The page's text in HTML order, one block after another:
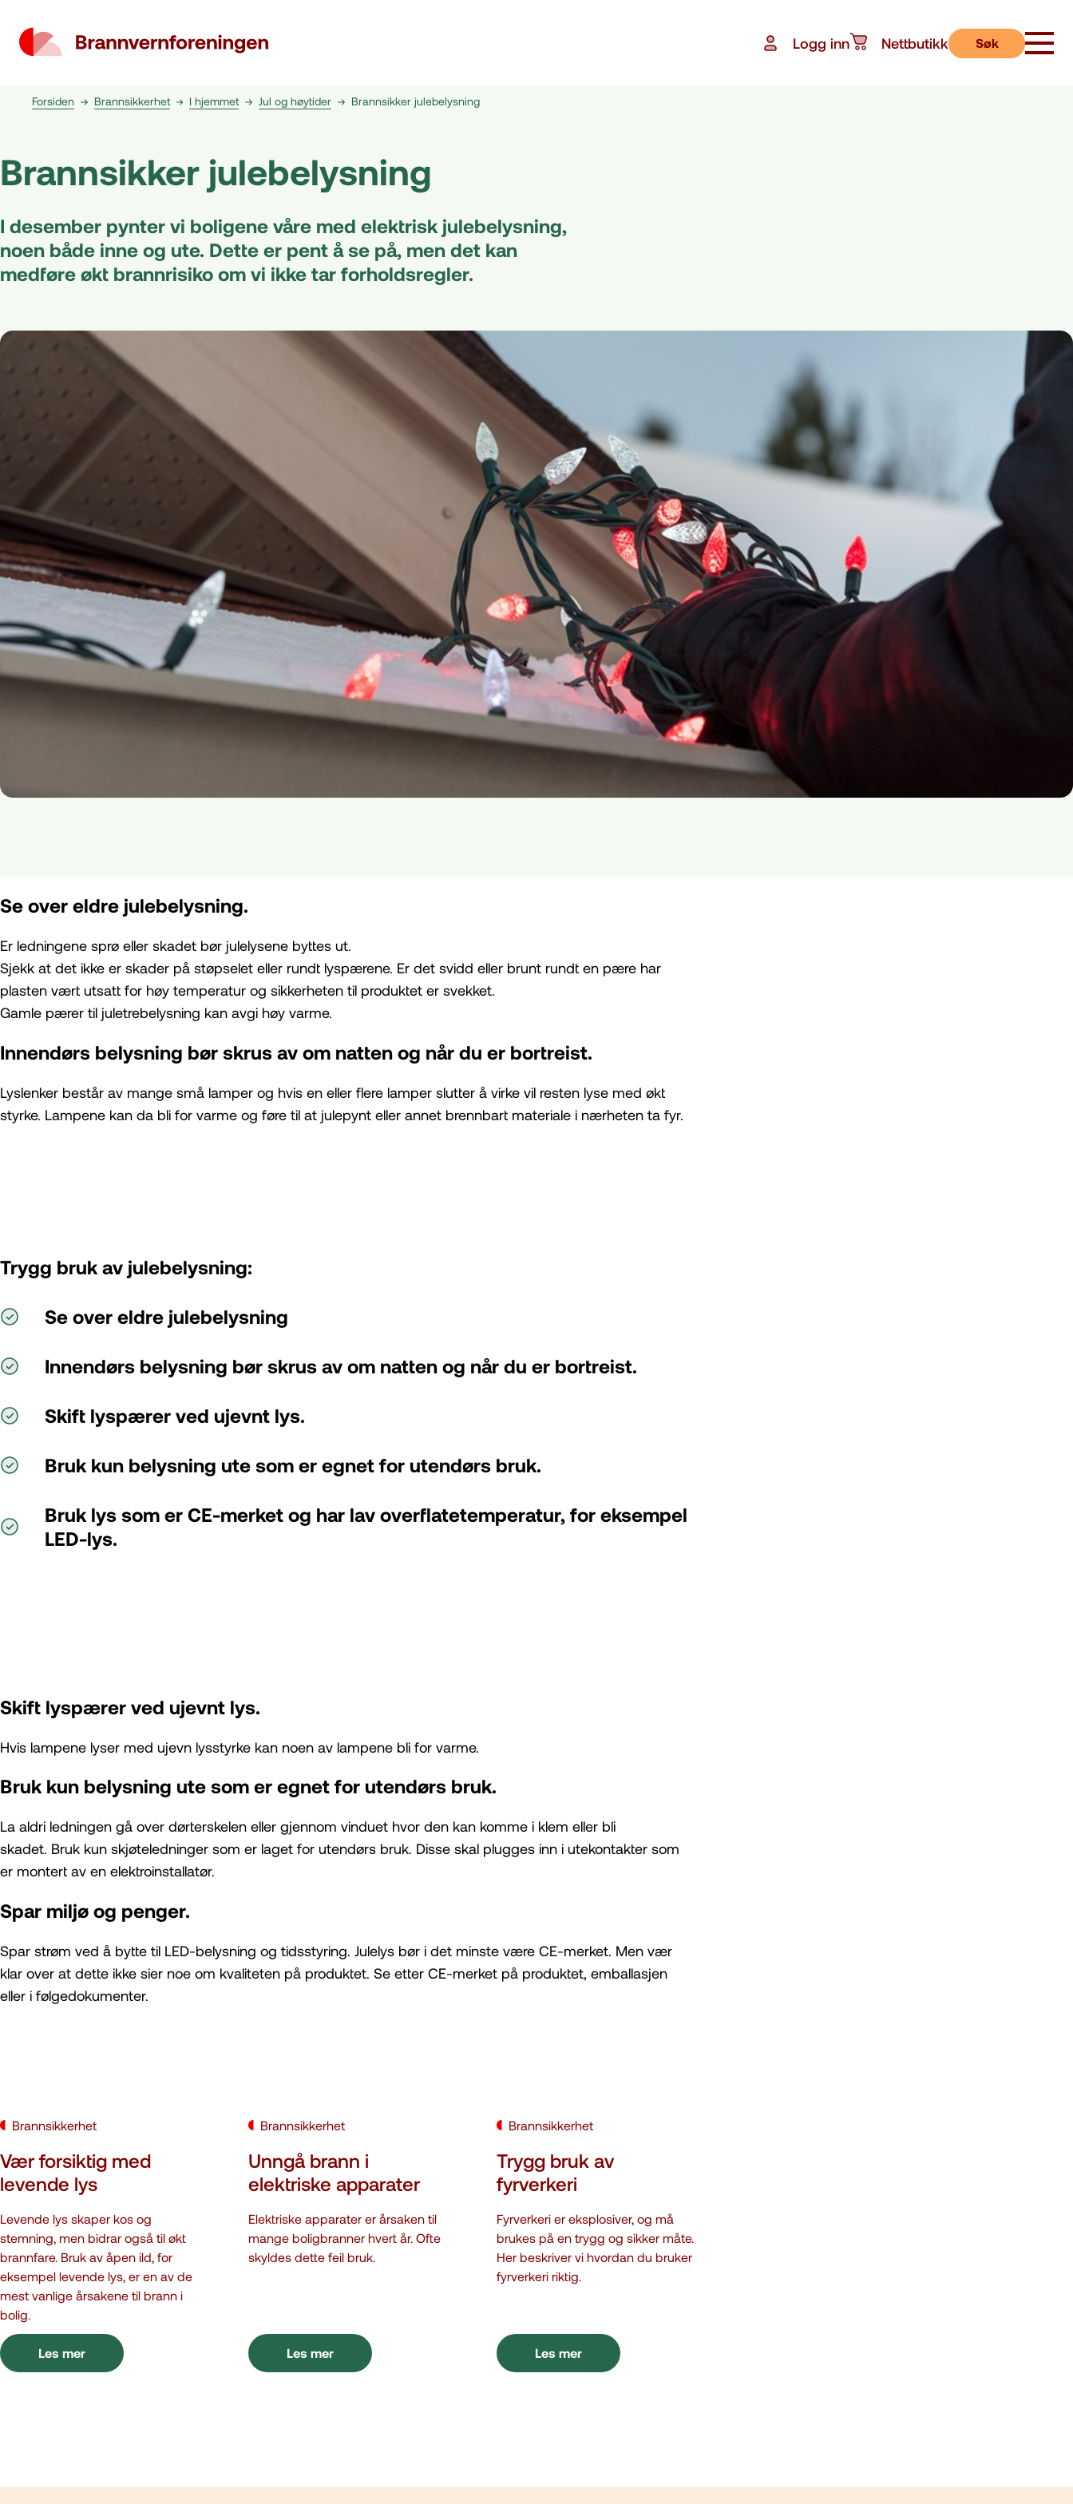
Logg inn Nettbutikk Søk
Forsiden Brannsikkerhet I hjemmet Jul og høytider Brannsikker julebelysning
Brannsikker julebelysning
I desember pynter vi boligene våre med elektrisk julebelysning,
noen både inne og ute. Dette er pent å se på, men det kan
medføre økt brannrisiko om vi ikke tar forholdsregler.
Se over eldre julebelysning.
Er ledningene sprø eller skadet bør julelysene byttes ut.
Sjekk at det ikke er skader på støpselet eller rundt lyspærene. Er det svidd eller brunt rundt en pære har
plasten vært utsatt for høy temperatur og sikkerheten til produktet er svekket.
Gamle pærer til juletrebelysning kan avgi høy varme.
Innendørs belysning bør skrus av om natten og når du er bortreist.
Lyslenker består av mange små lamper og hvis en eller flere lamper slutter å virke vil resten lyse med økt
styrke. Lampene kan da bli for varme og føre til at julepynt eller annet brennbart materiale i nærheten ta fyr.
Trygg bruk av julebelysning:
Se over eldre julebelysning
Innendørs belysning bør skrus av om natten og når du er bortreist.
Skift lyspærer ved ujevnt lys.
Bruk kun belysning ute som er egnet for utendørs bruk.
Bruk lys som er CE-merket og har lav overflatetemperatur, for eksempel
LED-lys.
Skift lyspærer ved ujevnt lys.
Hvis lampene lyser med ujevn lysstyrke kan noen av lampene bli for varme.
Bruk kun belysning ute som er egnet for utendørs bruk.
La aldri ledningen gå over dørterskelen eller gjennom vinduet hvor den kan komme i klem eller bli
skadet. Bruk kun skjøteledninger som er laget for utendørs bruk. Disse skal plugges inn i utekontakter som
er montert av en elektroinstallatør.
Spar miljø og penger.
Spar strøm ved å bytte til LED-belysning og tidsstyring. Julelys bør i det minste være CE-merket. Men vær
klar over at dette ikke sier noe om kvaliteten på produktet. Se etter CE-merket på produktet, emballasjen
eller i følgedokumenter.
Brannsikkerhet
Vær forsiktig med
levende lys
Levende lys skaper kos og
stemning, men bidrar også til økt
brannfare. Bruk av åpen ild, for
eksempel levende lys, er en av de
mest vanlige årsakene til brann i
bolig.
Les mer
Brannsikkerhet
Unngå brann i
elektriske apparater
Elektriske apparater er årsaken til
mange boligbranner hvert år. Ofte
skyldes dette feil bruk.
Les mer
Brannsikkerhet
Trygg bruk av
fyrverkeri
Fyrverkeri er eksplosiver, og må
brukes på en trygg og sikker måte.
Her beskriver vi hvordan du bruker
fyrverkeri riktig.
Les mer